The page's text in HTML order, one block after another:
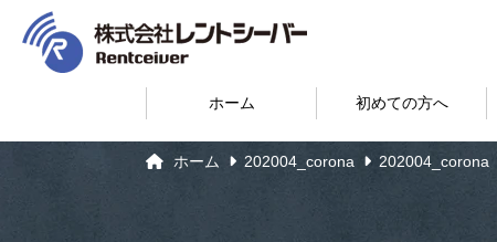
ホーム 初めての方へ
ホーム 202004_corona 202004_corona